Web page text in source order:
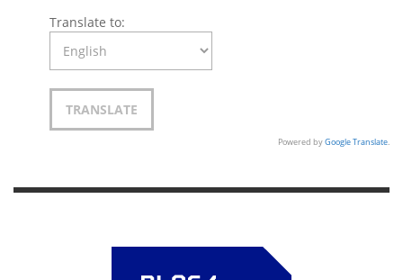
Translate to:
Powered byGoogle Translate.